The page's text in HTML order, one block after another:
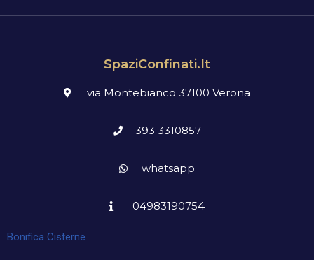
SpaziConfinati.it
via Montebianco 37100 Verona
393 3310857
whatsapp
04983190754
Bonifica Cisterne